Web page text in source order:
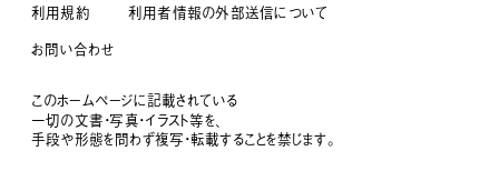
利用規約
利用者情報の外部送信について
お問い合わせ
このホームページに記載されている
一切の文書・写真・イラスト等を、
手段や形態を問わず複写・転載することを禁じます。